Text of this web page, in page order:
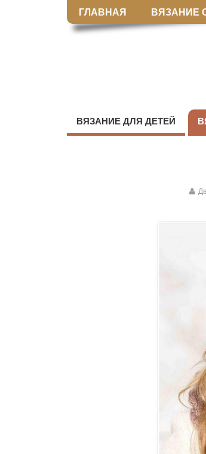
ГЛАВНАЯ ВЯЗАНИЕ
ВЯЗАНИЕ ДЛЯ ДЕТЕЙ